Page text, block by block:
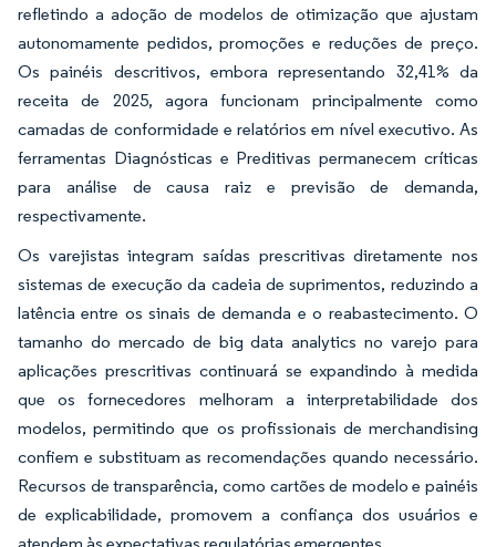
refletindo a adoção de modelos de otimização que ajustam
autonomamente pedidos, promoções e reduções de preço.
Os painéis descritivos, embora representando 32,41% da
receita de 2025, agora funcionam principalmente como
camadas de conformidade e relatórios em nível executivo. As
ferramentas Diagnósticas e Preditivas permanecem críticas
para análise de causa raiz e previsão de demanda,
respectivamente.
Os varejistas integram saídas prescritivas diretamente nos
sistemas de execução da cadeia de suprimentos, reduzindo a
latência entre os sinais de demanda e o reabastecimento. O
tamanho do mercado de big data analytics no varejo para
aplicações prescritivas continuará se expandindo à medida
que os fornecedores melhoram a interpretabilidade dos
modelos, permitindo que os profissionais de merchandising
confiem e substituam as recomendações quando necessário.
Recursos de transparência, como cartões de modelo e painéis
de explicabilidade, promovem a confiança dos usuários e